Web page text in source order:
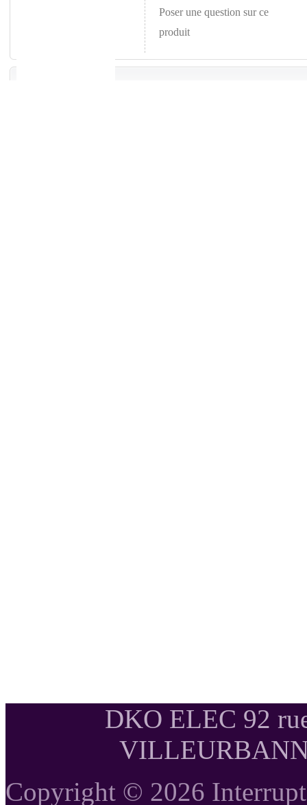
Poser une question sur ce
produit
DKO ELEC 92
Copyright © 2026